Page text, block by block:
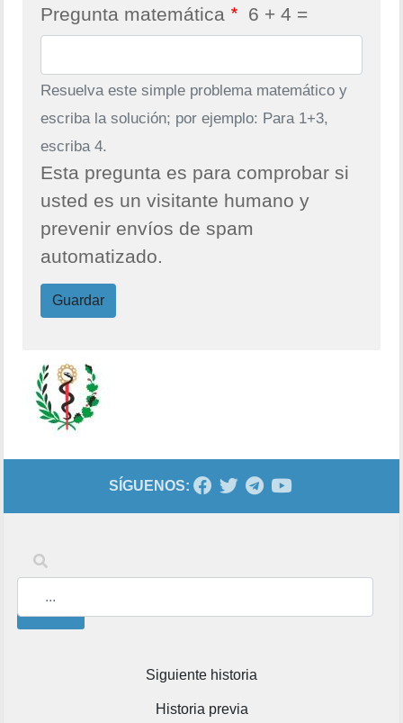
Pregunta matemática 6 + 4 =
Resuelva este simple problema matemático y
escriba la solución; por ejemplo: Para 1+3,
escriba 4.
Esta pregunta es para comprobar si
usted es un visitante humano y
prevenir envíos de spam
automatizado.
Guardar
SÍGUENOS:
Palabras clave
Historia previa
Siguiente historia